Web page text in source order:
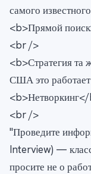
самого
<b>Прямой
<br />
<b>Стратегия та
США это
<br />
"Проведите
Interview) —
просите не о